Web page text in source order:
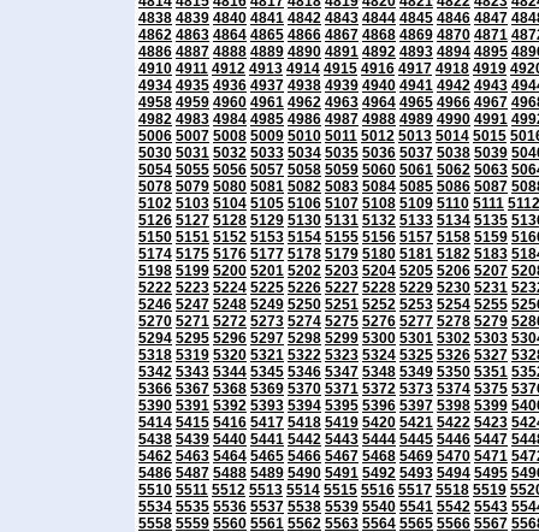
4838 4839 4840 4841 4842 4843 4844 4845 4846 4847
4862 4863 4864 4865 4866 4867 4868 4869 4870 4871
4886 4887 4888 4889 4890 4891 4892 4893 4894 4895
4910 4911 4912 4913 4914 4915 4916 4917 4918 4919
4934 4935 4936 4937 4938 4939 4940 4941 4942 4943
4958 4959 4960 4961 4962 4963 4964 4965 4966 4967
4982 4983 4984 4985 4986 4987 4988 4989 4990 4991
5006 5007 5008 5009 5010 5011 5012 5013 5014 5015
5030 5031 5032 5033 5034 5035 5036 5037 5038 5039
5054 5055 5056 5057 5058 5059 5060 5061 5062 5063
5078 5079 5080 5081 5082 5083 5084 5085 5086 5087
5102 5103 5104 5105 5106 5107 5108 5109 5110 5111 5112
5126 5127 5128 5129 5130 5131 5132 5133 5134 5135
5150 5151 5152 5153 5154 5155 5156 5157 5158 5159
5174 5175 5176 5177 5178 5179 5180 5181 5182 5183
5198 5199 5200 5201 5202 5203 5204 5205 5206 5207
5222 5223 5224 5225 5226 5227 5228 5229 5230 5231
5246 5247 5248 5249 5250 5251 5252 5253 5254 5255
5270 5271 5272 5273 5274 5275 5276 5277 5278 5279
5294 5295 5296 5297 5298 5299 5300 5301 5302 5303
5318 5319 5320 5321 5322 5323 5324 5325 5326 5327
5342 5343 5344 5345 5346 5347 5348 5349 5350 5351
5366 5367 5368 5369 5370 5371 5372 5373 5374 5375
5390 5391 5392 5393 5394 5395 5396 5397 5398 5399
5414 5415 5416 5417 5418 5419 5420 5421 5422 5423
5438 5439 5440 5441 5442 5443 5444 5445 5446 5447
5462 5463 5464 5465 5466 5467 5468 5469 5470 5471
5486 5487 5488 5489 5490 5491 5492 5493 5494 5495
5510 5511 5512 5513 5514 5515 5516 5517 5518 5519
5534 5535 5536 5537 5538 5539 5540 5541 5542 5543
5558 5559 5560 5561 5562 5563 5564 5565 5566 5567